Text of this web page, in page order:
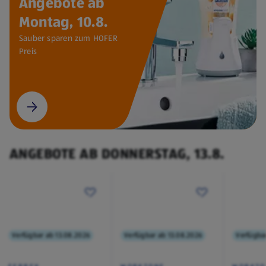
Montag, 10.8.
Sauber sparen zum HOFER
Preis
ANGEBOTE AB DONNERSTAG, 13.8.
Verfügbar ab 13.08.2026 Verfügbar ab 13.08.2026